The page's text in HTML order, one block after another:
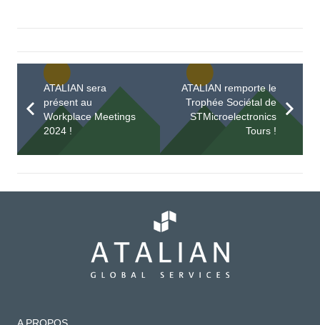
ATALIAN sera
présent au
Workplace Meetings
2024 !
ATALIAN remporte le
Trophée Sociétal de
STMicroelectronics
Tours !
A PROPOS